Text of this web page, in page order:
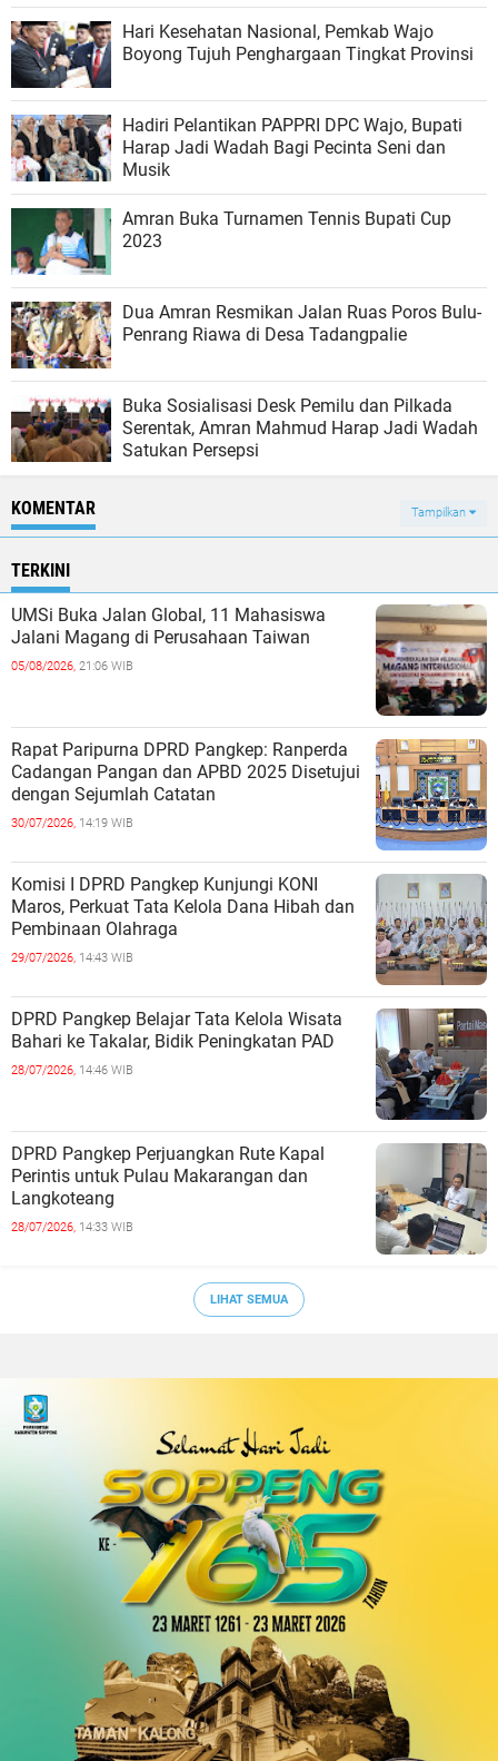
Hari Kesehatan Nasional, Pemkab Wajo
Boyong Tujuh Penghargaan Tingkat Provinsi
Hadiri Pelantikan PAPPRI DPC Wajo, Bupati
Harap Jadi Wadah Bagi Pecinta Seni dan
Musik
Amran Buka Turnamen Tennis Bupati Cup
2023
Dua Amran Resmikan Jalan Ruas Poros Bulu-
Penrang Riawa di Desa Tadangpalie
Buka Sosialisasi Desk Pemilu dan Pilkada
Serentak, Amran Mahmud Harap Jadi Wadah
Satukan Persepsi
KOMENTAR Tampilkan
TERKINI
UMSi Buka Jalan Global, 11 Mahasiswa
Jalani Magang di Perusahaan Taiwan
05/08/2026, 21:06 WIB
Rapat Paripurna DPRD Pangkep: Ranperda
Cadangan Pangan dan APBD 2025 Disetujui
dengan Sejumlah Catatan
30/07/2026, 14:19 WIB
Komisi I DPRD Pangkep Kunjungi KONI
Maros, Perkuat Tata Kelola Dana Hibah dan
Pembinaan Olahraga
29/07/2026, 14:43 WIB
DPRD Pangkep Belajar Tata Kelola Wisata
Bahari ke Takalar, Bidik Peningkatan PAD
28/07/2026, 14:46 WIB
DPRD Pangkep Perjuangkan Rute Kapal
Perintis untuk Pulau Makarangan dan
Langkoteang
28/07/2026, 14:33 WIB
LIHAT SEMUA